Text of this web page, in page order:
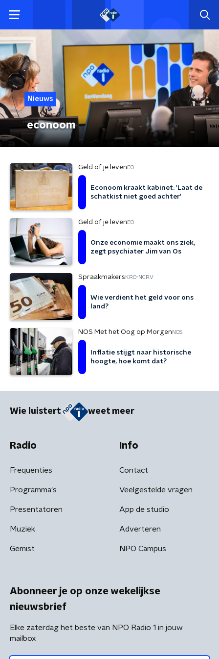
Nieuws
econoom
Geld of je leven EO
Econoom kraakt kabinet: 'Laat de
schatkist niet goed achter'
Geld of je leven EO
Onze economie maakt ons ziek,
zegt psychiater Jim van Os
Spraakmakers KRO-NCRV
Wie verdient het geld voor ons
land?
NOS Met het Oog op Morgen NOS
Inflatie stijgt naar historische
hoogte, hoe komt dat?
Wie luistert weet meer
Radio
Frequenties
Programma's
Presentatoren
Muziek
Gemist
Info
Contact
Veelgestelde vragen
App de studio
Adverteren
NPO Campus
Abonneer je op onze wekelijkse
nieuwsbrief
Elke zaterdag het beste van NPO Radio 1 in jouw
mailbox